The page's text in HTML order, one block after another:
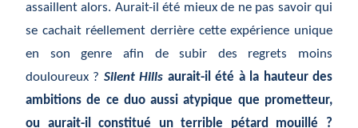
assaillent alors. Aurait-il été mieux de ne pas savoir qui
se cachait réellement derrière cette expérience unique
en son genre afin de subir des regrets moins
douloureux ? Silent Hills aurait-il été à la hauteur des
ambitions de ce duo aussi atypique que prometteur,
ou aurait-il constitué un terrible pétard mouillé ?